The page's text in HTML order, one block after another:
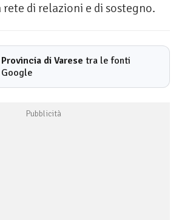
di relazioni e di sostegno.
Provincia di Varese tra le fonti